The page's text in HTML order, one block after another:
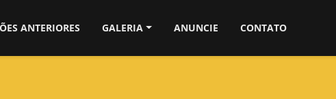
ANTERIORES GALERIA ANUNCIE CONTATO